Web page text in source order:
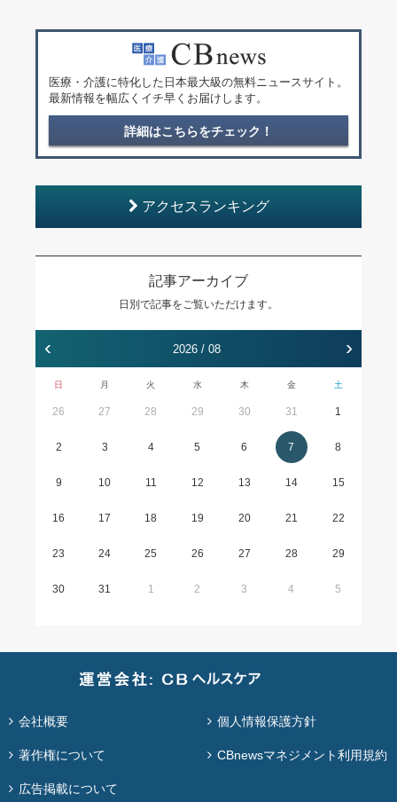
医療・介護に特化した日本最大級の無料ニュースサイト。
最新情報を幅広くイチ早くお届けします。
詳細はこちらをチェック！
アクセスランキング
記事アーカイブ
日別で記事をご覧いただけます。
‹ 2026 / 08 ›
日 月 火 水 木 金 土
26 27 28 29 30 31 1
2 3 4 5 6 7 8
9 10 11 12 13 14 15
16 17 18 19 20 21 22
23 24 25 26 27 28 29
30 31 1 2 3 4 5
会社概要 個人情報保護方針
著作権について CBnewsマネジメント利用規約
広告掲載について